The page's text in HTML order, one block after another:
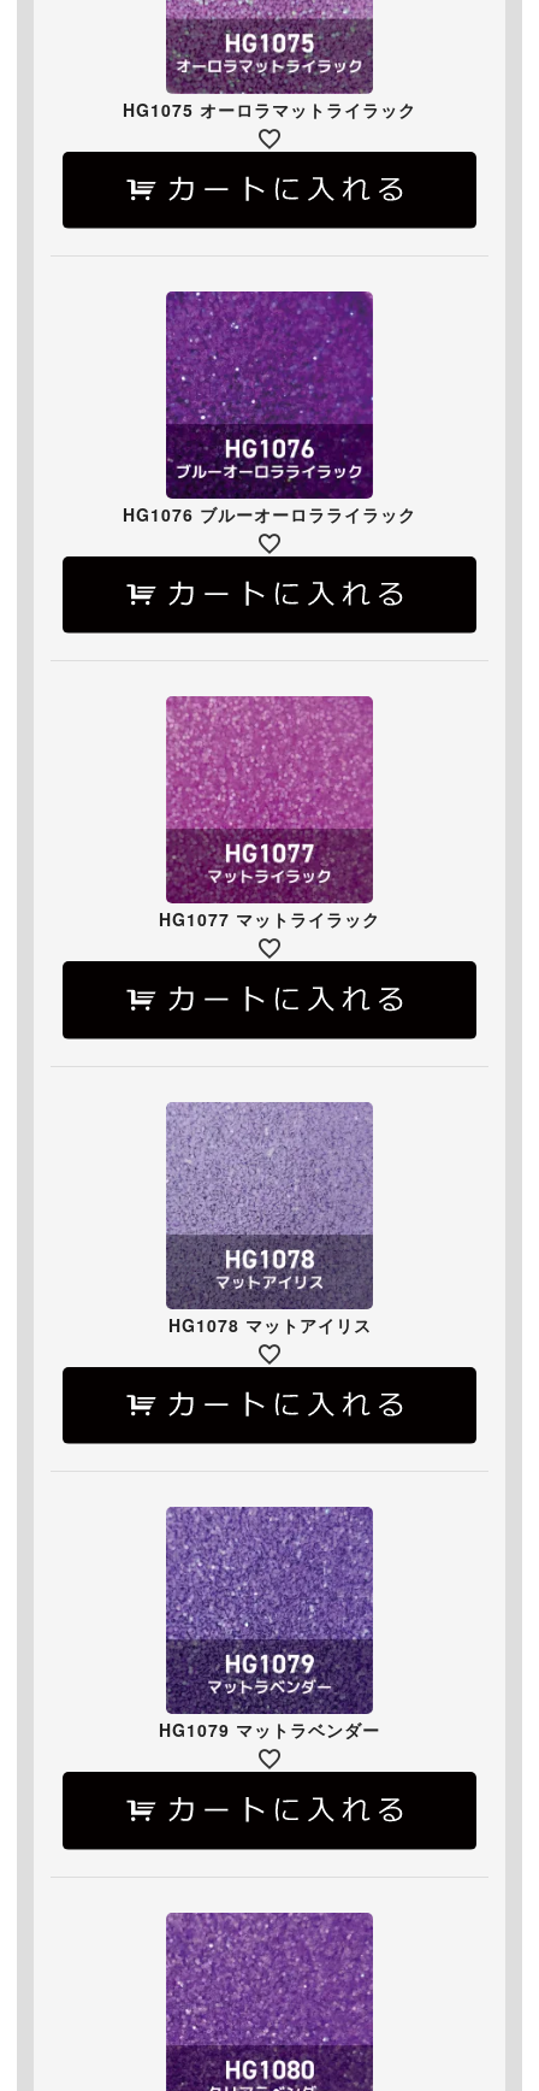
HG1075 オーロラマットライラック
HG1076 ブルーオーロラライラック
HG1077 マットライラック
HG1078 マットアイリス
HG1079 マットラベンダー